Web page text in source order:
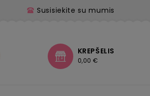
Susisiekite su mumis
KREPŠELIS
0,00 €